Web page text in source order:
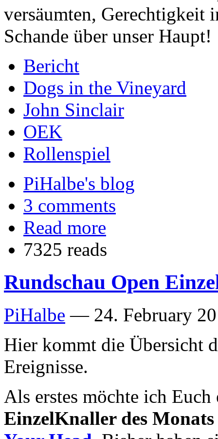
versäumten, Gerechtigkeit
Schande über unser Haupt!
Bericht
Dogs in the Vineyard
John Sinclair
OEK
Rollenspiel
PiHalbe's blog
3 comments
Read more
7325 reads
Rundschau Open
PiHalbe — 24. February
Hier kommt die Übersicht
Ereignisse.
Als erstes möchte ich
EinzelKnaller des Monats